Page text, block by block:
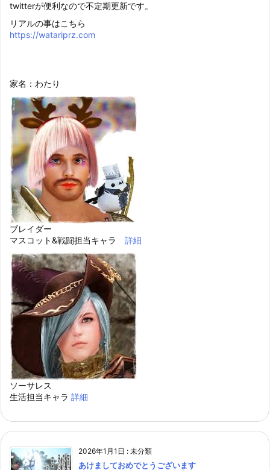
twitterが便利なので不定期更新です。
リアルの事はこちら
https://watariprz.com
家名：わたり
ブレイダー
マスコット&戦闘担当キャラ 詳細
ソーサレス
生活担当キャラ 詳細
2026年1月1日 : 未分類
あけましておめでとうございます